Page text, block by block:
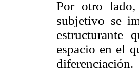
Por otro
subjetivo se
estructurante
espacio en el
diferenciación.